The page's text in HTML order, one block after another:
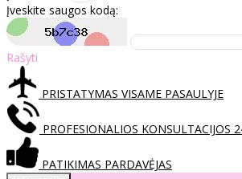
Įveskite saugos kodą:
Rašyti
PRISTATYMAS VISAME PASAULYJE
PROFESIONALIOS KONSULTACIJOS
PATIKIMAS PARDAVĖJAS